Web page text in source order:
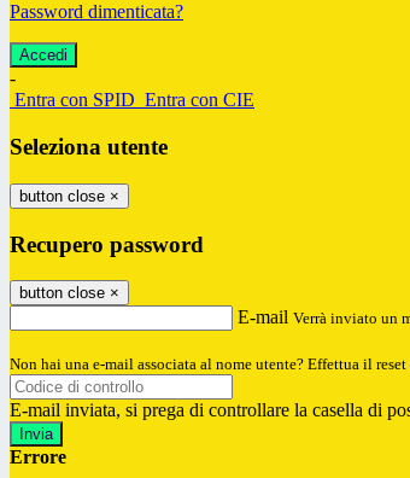
Password dimenticata?
-
Entra con SPID Entra con CIE
Seleziona utente
button close ×
Recupero password
button close ×
E-mail Verrà inviato un
Non hai una e-mail associata al nome utente? Effettua il
E-mail inviata, si prega di controllare la casella di
Errore